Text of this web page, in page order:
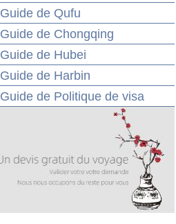
Guide de Qufu
Guide de Chongqing
Guide de Hubei
Guide de Harbin
Guide de Politique de visa